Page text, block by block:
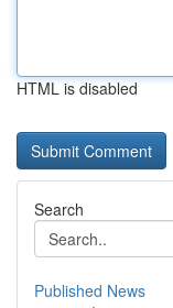
HTML is disabled
Search
Published News